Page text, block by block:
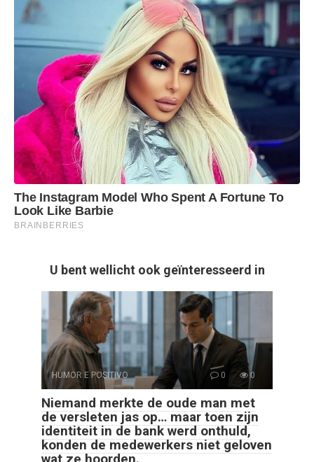
U bent wellicht ook geïnteresseerd in
HUMOR E POSITIVO 0 0
Niemand merkte de oude man met
de versleten jas op… maar toen zijn
identiteit in de bank werd onthuld,
konden de medewerkers niet geloven